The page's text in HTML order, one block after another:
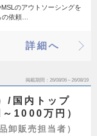
のアウトソーシングを
依頼…
詳細へ
掲載期間 26/08/06～26/08/19
/国内トップ
1000万円）
卸販売担当者）